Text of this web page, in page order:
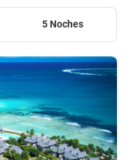
5 Noches